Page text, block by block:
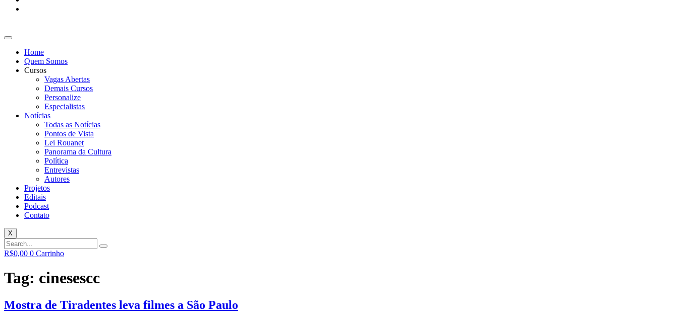
Home
Quem Somos
Cursos
Vagas Abertas
Demais Cursos
Personalize
Especialistas
Notícias
Todas as Notícias
Pontos de Vista
Lei Rouanet
Panorama da Cultura
Política
Entrevistas
Autores
Projetos
Editais
Podcast
Contato
X
R$0,00 0 Carrinho
Tag: cinesescc
Mostra de Tiradentes leva filmes a São Paulo